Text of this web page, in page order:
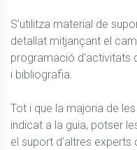
S'utilitza material de
detallat mitjançant el
programació d'activitats
i bibliografia.
Tot i que la majoria de
indicat a la guia, potser
el suport d'altres experts